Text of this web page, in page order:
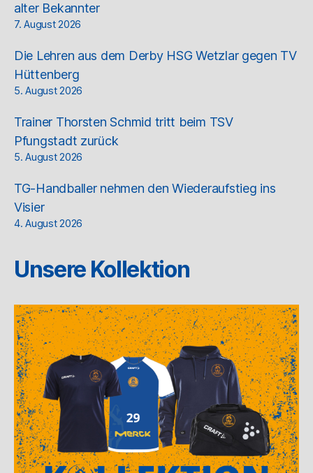
alter Bekannter
7. August 2026
Die Lehren aus dem Derby HSG Wetzlar gegen TV
Hüttenberg
5. August 2026
Trainer Thorsten Schmid tritt beim TSV
Pfungstadt zurück
5. August 2026
TG-Handballer nehmen den Wiederaufstieg ins
Visier
4. August 2026
Unsere Kollektion